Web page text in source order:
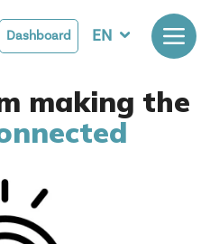
Dashboard EN
making the